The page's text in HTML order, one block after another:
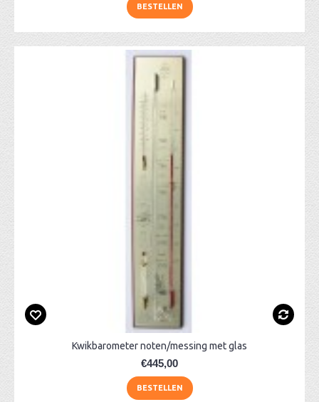
BESTELLEN
Kwikbarometer noten/messing met glas
€445,00
BESTELLEN